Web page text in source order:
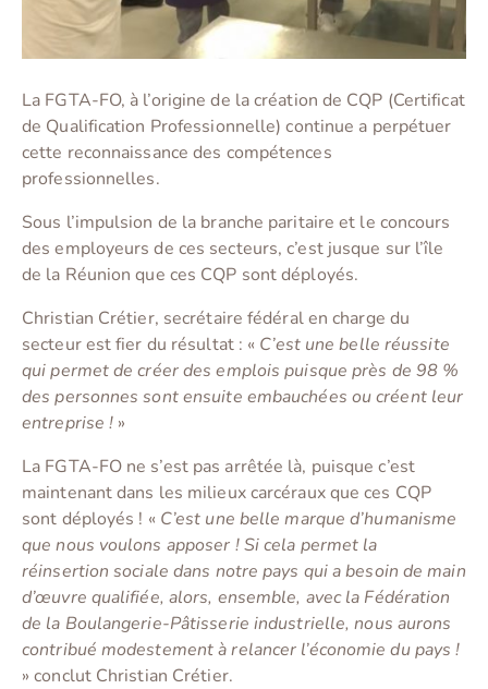
La FGTA-FO, à l’origine de la création de CQP (Certificat
de Qualification Professionnelle) continue a perpétuer
cette reconnaissance des compétences
professionnelles.
Sous l’impulsion de la branche paritaire et le concours
des employeurs de ces secteurs, c’est jusque sur l’île
de la Réunion que ces CQP sont déployés.
Christian Crétier, secrétaire fédéral en charge du
secteur est fier du résultat : « C’est une belle réussite
qui permet de créer des emplois puisque près de 98 %
des personnes sont ensuite embauchées ou créent leur
entreprise ! »
La FGTA-FO ne s’est pas arrêtée là, puisque c’est
maintenant dans les milieux carcéraux que ces CQP
sont déployés ! « C’est une belle marque d’humanisme
que nous voulons apposer ! Si cela permet la
réinsertion sociale dans notre pays qui a besoin de main
d’œuvre qualifiée, alors, ensemble, avec la Fédération
de la Boulangerie-Pâtisserie industrielle, nous aurons
contribué modestement à relancer l’économie du pays !
» conclut Christian Crétier.